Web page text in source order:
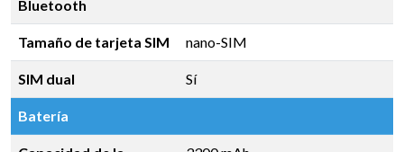
Bluetooth
Tamaño de tarjeta SIM nano-SIM
SIM dual Sí
Batería